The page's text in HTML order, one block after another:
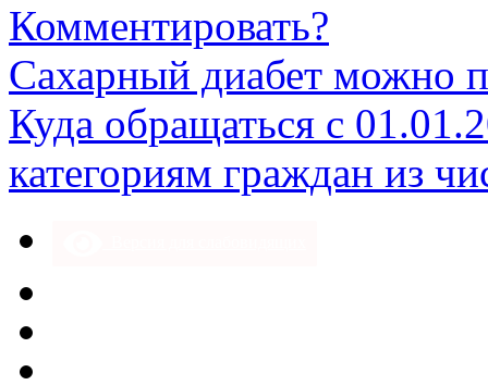
Комментировать?
Сахарный диабет можно
Куда обращаться с
категориям граждан из